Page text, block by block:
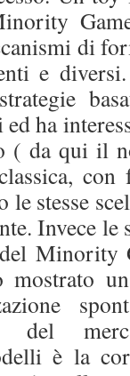
di
e
ha
( da qui il
con
le stesse
Invece
Minority
mostrato
del
è la